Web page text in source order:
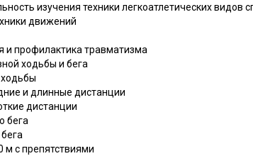
изучения техники легкоатлетических видов
движений
и профилактика травматизма
ходьбы и бега
ходьбы
и длинные дистанции
дистанции
бега
м с препятствиями